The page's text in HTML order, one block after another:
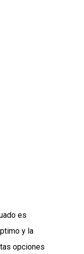
es
y la
opciones